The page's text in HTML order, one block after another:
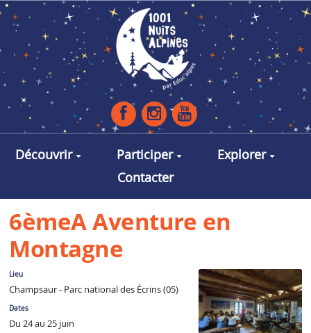
Aller au contenu principal
Découvrir Participer
Explorer
Contacter
6èmeA Aventure en
Montagne
Lieu
Champsaur - Parc national des Écrins (05)
Dates
Du 24 au 25 juin